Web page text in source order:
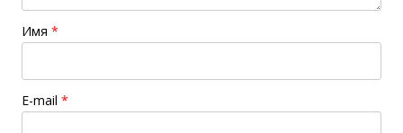
Имя *
E-mail *